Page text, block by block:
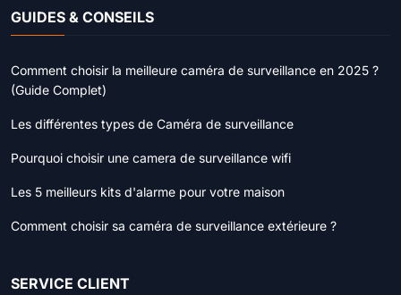
GUIDES & CONSEILS
Comment choisir la meilleure caméra de surveillance en 2025 ?
(Guide Complet)
Les différentes types de Caméra de surveillance
Pourquoi choisir une camera de surveillance wifi
Les 5 meilleurs kits d'alarme pour votre maison
Comment choisir sa caméra de surveillance extérieure ?
SERVICE CLIENT